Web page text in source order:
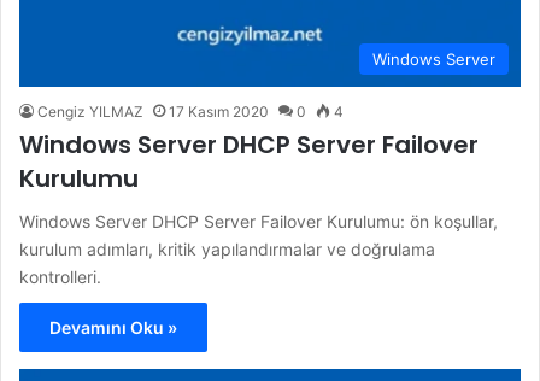
Windows Server
Cengiz YILMAZ 17 Kasım 2020 0 4
Windows Server DHCP Server Failover
Kurulumu
Windows Server DHCP Server Failover Kurulumu: ön koşullar,
kurulum adımları, kritik yapılandırmalar ve doğrulama
kontrolleri.
Devamını Oku »